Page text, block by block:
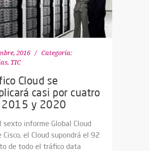
2016
Categoría:
, TIC
Cloud se
casi por cuatro
2015 y 2020
sexto informe Global Cloud
Cisco, el Cloud supondrá el 92
de todo el tráfico data